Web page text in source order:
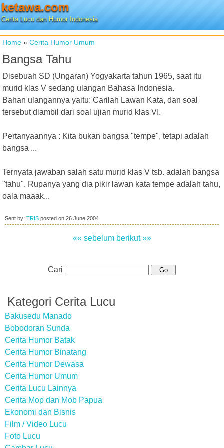
ketawa.com
Cerita Lucu dan Humor Indonesia
Home » Cerita Humor Umum
Bangsa Tahu
Disebuah SD (Ungaran) Yogyakarta tahun 1965, saat itu
murid klas V sedang ulangan Bahasa Indonesia.
Bahan ulangannya yaitu: Carilah Lawan Kata, dan soal
tersebut diambil dari soal ujian murid klas VI.
Pertanyaannya : Kita bukan bangsa "tempe", tetapi adalah
bangsa ...
Ternyata jawaban salah satu murid klas V tsb. adalah bangsa
"tahu". Rupanya yang dia pikir lawan kata tempe adalah tahu,
oala maaak...
Sent by: TRIS posted on 26 June 2004
«« sebelum berikut »»
Cari
Kategori Cerita Lucu
Bakusedu Manado
Bobodoran Sunda
Cerita Humor Batak
Cerita Humor Binatang
Cerita Humor Dewasa
Cerita Humor Umum
Cerita Lucu Lainnya
Cerita Mop dan Mob Papua
Ekonomi dan Bisnis
Film / Video Lucu
Foto Lucu